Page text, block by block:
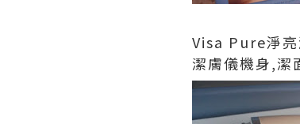
Visa Pure淨
潔膚儀機身,潔